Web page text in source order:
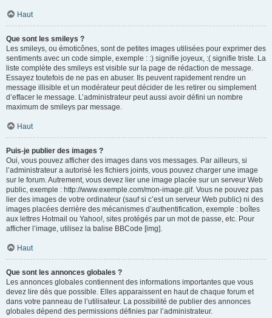
Haut
Que sont les smileys ?
Les smileys, ou émoticônes, sont de petites images utilisées pour exprimer des
sentiments avec un code simple, exemple : :) signifie joyeux, :( signifie triste. La
liste complète des smileys est visible sur la page de rédaction de message.
Essayez toutefois de ne pas en abuser. Ils peuvent rapidement rendre un
message illisible et un modérateur peut décider de les retirer ou simplement
d’effacer le message. L’administrateur peut aussi avoir défini un nombre
maximum de smileys par message.
Haut
Puis-je publier des images ?
Oui, vous pouvez afficher des images dans vos messages. Par ailleurs, si
l’administrateur a autorisé les fichiers joints, vous pouvez charger une image
sur le forum. Autrement, vous devez lier une image placée sur un serveur Web
public, exemple : http://www.exemple.com/mon-image.gif. Vous ne pouvez pas
lier des images de votre ordinateur (sauf si c’est un serveur Web public) ni des
images placées derrière des mécanismes d’authentification, exemple : boîtes
aux lettres Hotmail ou Yahoo!, sites protégés par un mot de passe, etc. Pour
afficher l’image, utilisez la balise BBCode [img].
Haut
Que sont les annonces globales ?
Les annonces globales contiennent des informations importantes que vous
devez lire dès que possible. Elles apparaissent en haut de chaque forum et
dans votre panneau de l’utilisateur. La possibilité de publier des annonces
globales dépend des permissions définies par l’administrateur.